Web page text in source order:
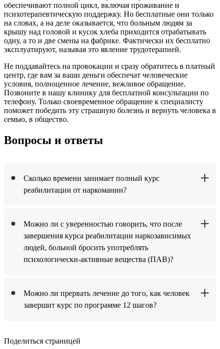
обеспечивают полной цикл, включая проживание и
психотерапевтическую поддержку. Но бесплатные они только
на словах, а на деле оказывается, что больным людям за
крышу над головой и кусок хлеба приходится отрабатывать
одну, а то и две смены на фабрике. Фактически их бесплатно
эксплуатируют, называя это явление трудотерапией.
Не поддавайтесь на провокации и сразу обратитесь в платный
центр, где вам за ваши деньги обеспечат человеческие
условия, полноценное лечение, вежливое обращение.
Позвоните в нашу клинику для бесплатной консультации по
телефону. Только своевременное обращение к специалисту
поможет победить эту страшную болезнь и вернуть человека в
семью, в общество.
Вопросы и ответы
Сколько времени занимает полный курс
реабилитации от наркомании?
Можно ли с уверенностью говорить, что после
завершения курса реабилитации наркозависимых
людей, больной бросить употреблять
психологически-активные вещества (ПАВ)?
Можно ли прервать лечение до того, как человек
завершит курс по программе 12 шагов?
Поделиться страницей